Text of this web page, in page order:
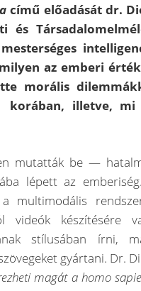
című előadását dr.
és
az emberi érté
morális
korában, illetve, mi
mutatták be —
lépett az
multimodális
videók készítésére
stílusában írni,
gyártani. Dr.
magát a homo